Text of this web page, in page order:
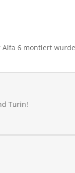
6 montiert
Turin!